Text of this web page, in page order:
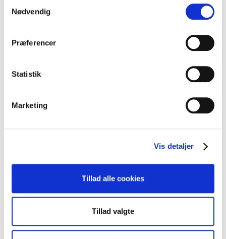
Nødvendig
Præferencer
Statistik
Marketing
Vis detaljer
Tillad alle cookies
Tillad valgte
Clubsandwich med omelet og hjemmelavet salsa
VIS OPSKRIFT